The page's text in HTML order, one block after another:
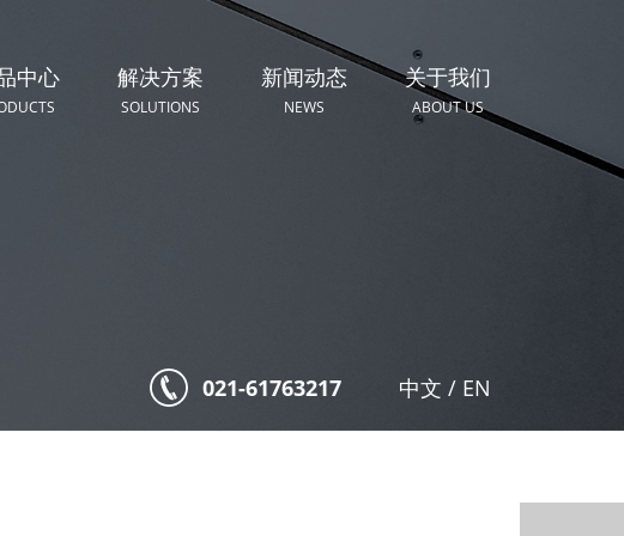
中心 解决方案
SOLUTIONS
新闻动态
NEWS
关于我们
ABOUT US
021-61763217 中文 / EN